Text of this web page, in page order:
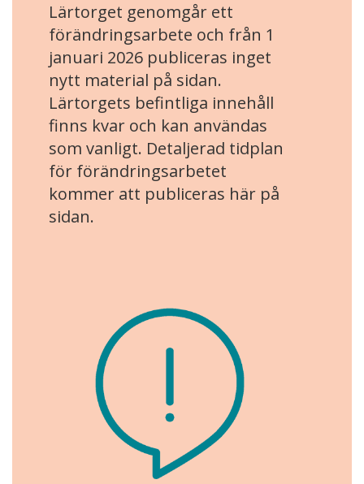
Lärtorget genomgår ett
förändringsarbete och från 1
januari 2026 publiceras inget
nytt material på sidan.
Lärtorgets befintliga innehåll
finns kvar och kan användas
som vanligt. Detaljerad tidplan
för förändringsarbetet
kommer att publiceras här på
sidan.